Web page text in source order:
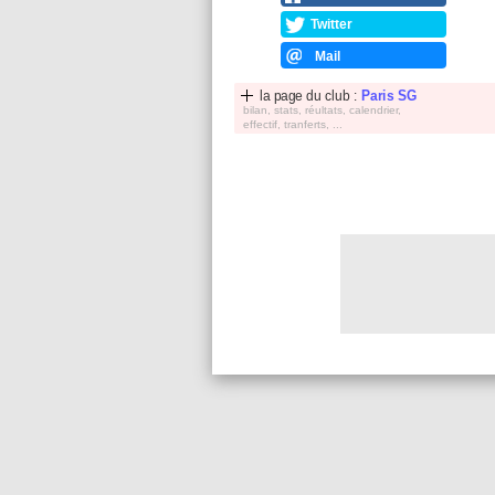
Twitter
Mail
la page du club : Paris SG
bilan, stats, réultats, calendrier,
effectif, tranferts, ...